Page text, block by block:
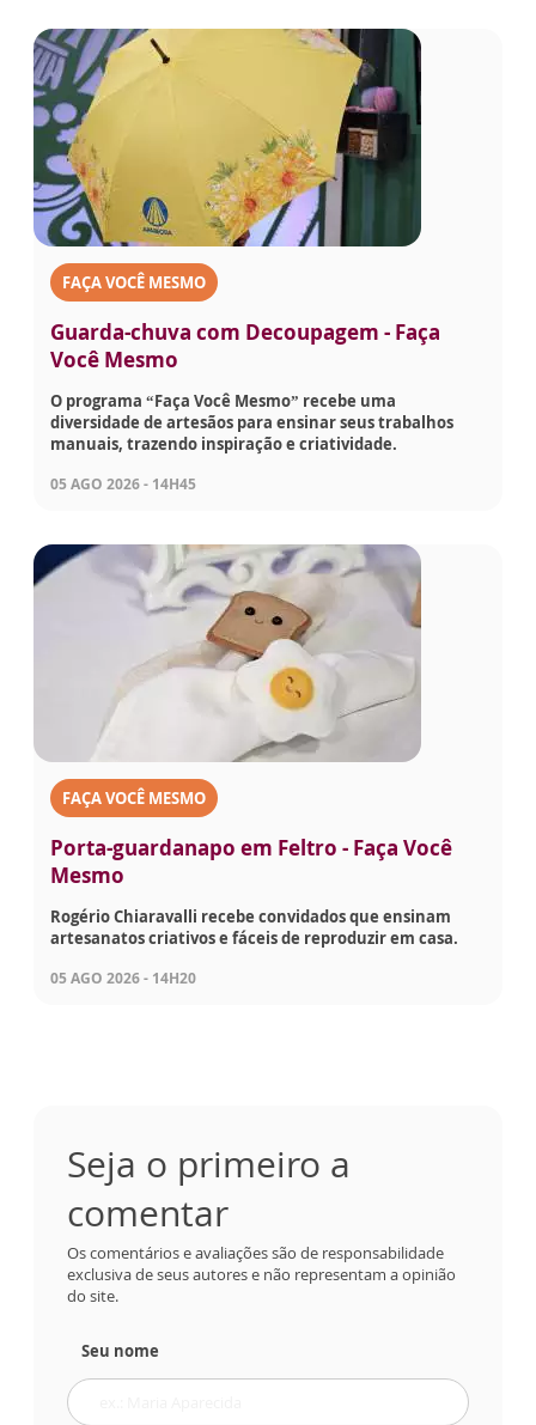
FAÇA VOCÊ MESMO
Guarda-chuva com Decoupagem - Faça
Você Mesmo
O programa “Faça Você Mesmo” recebe uma
diversidade de artesãos para ensinar seus trabalhos
manuais, trazendo inspiração e criatividade.
05 AGO 2026 - 14H45
FAÇA VOCÊ MESMO
Porta-guardanapo em Feltro - Faça Você
Mesmo
Rogério Chiaravalli recebe convidados que ensinam
artesanatos criativos e fáceis de reproduzir em casa.
05 AGO 2026 - 14H20
Seja o primeiro a
comentar
Os comentários e avaliações são de responsabilidade
exclusiva de seus autores e não representam a opinião
do site.
Seu nome